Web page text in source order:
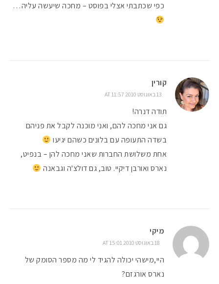
כפי שכתבתי אצלי בפוסט – מחכה שיעשה עליה…
קורין
13 באוגוסט 2010 AT 11:57
תודה דנרה!
גם אני מחכה להם, ואני מוכנה לקבל את פניהם
בשדה התעופה עם בלונים כשהם יגיעו
אחת משלושת החברות שאני מחכה להן – בנפיט,
נארס ואורבן דיקיי. טוב, גם דולצ'ה וגבאנה
מיקי
18 באוגוסט 2010 AT 15:01
היי,מישהי יכולה להגיד לי מה מספר הסומק של
נארס אורגזם?